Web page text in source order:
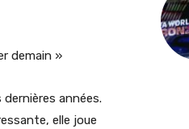
demain »
années.
elle joue